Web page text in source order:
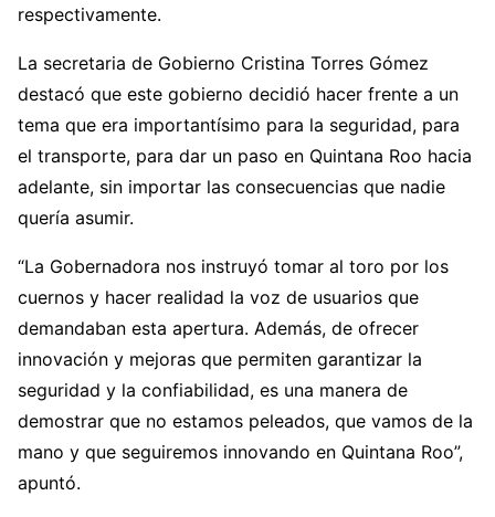
respectivamente.
La secretaria de Gobierno Cristina Torres Gómez
destacó que este gobierno decidió hacer frente a un
tema que era importantísimo para la seguridad, para
el transporte, para dar un paso en Quintana Roo hacia
adelante, sin importar las consecuencias que nadie
quería asumir.
“La Gobernadora nos instruyó tomar al toro por los
cuernos y hacer realidad la voz de usuarios que
demandaban esta apertura. Además, de ofrecer
innovación y mejoras que permiten garantizar la
seguridad y la confiabilidad, es una manera de
demostrar que no estamos peleados, que vamos de la
mano y que seguiremos innovando en Quintana Roo”,
apuntó.